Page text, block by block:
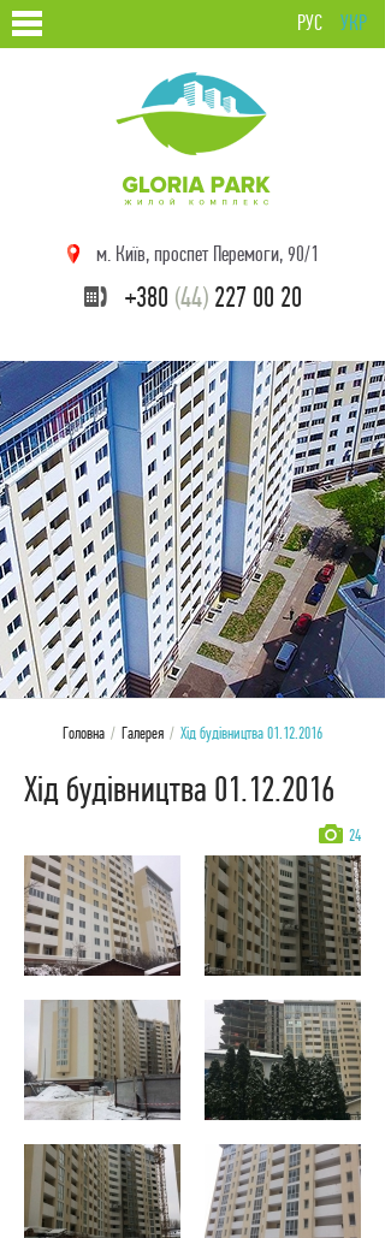
РУС УКР
м. Київ, проспет Перемоги, 90/1
+380 (44)227 00 20
Головна / Галерея / Хід будівництва 01.12.2016
Хід будівництва 01.12.2016
24